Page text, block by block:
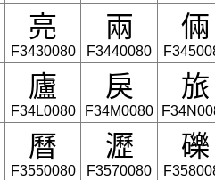
亮
F3430080
兩
F3440080
倆
廬
F34L0080
戾
F34M0080
旅
曆
F3550080
瀝
F3570080
礫